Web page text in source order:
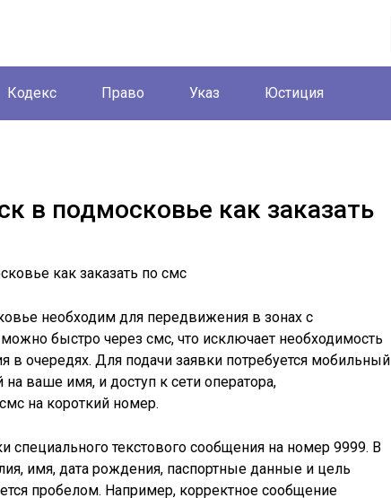
Кодекс Право Указ Юстиция
в подмосковье как заказать
необходим для передвижения в зонах с
быстро через смс, что исключает необходимость
в очередях. Для подачи заявки потребуется мобильный
ваше имя, и доступ к сети оператора,
на короткий номер.
специального текстового сообщения на номер 9999. В
имя, дата рождения, паспортные данные и цель
пробелом. Например, корректное сообщение